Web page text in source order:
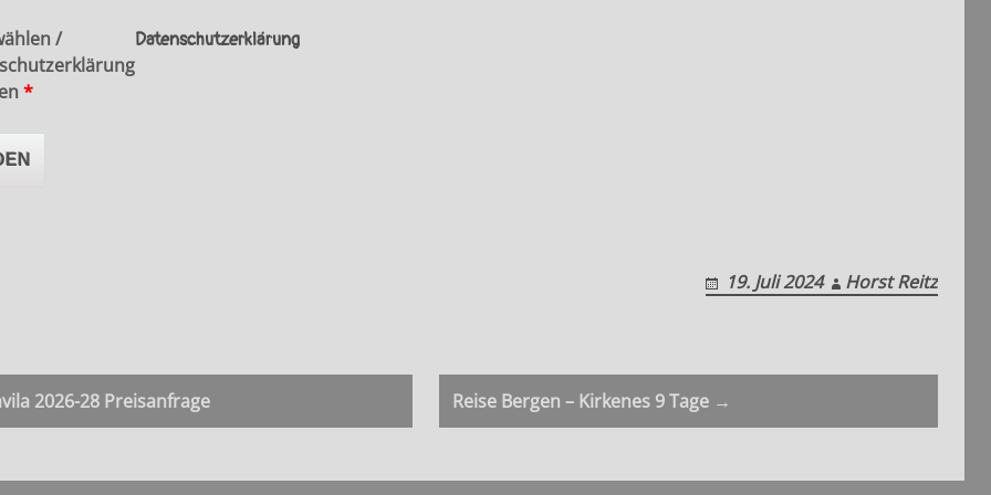
/
*
Datenschutzerklärung
19. Juli 2024 Horst Reitz
Reise Bergen – Kirkenes 9 Tage →
2026-28 Preisanfrage